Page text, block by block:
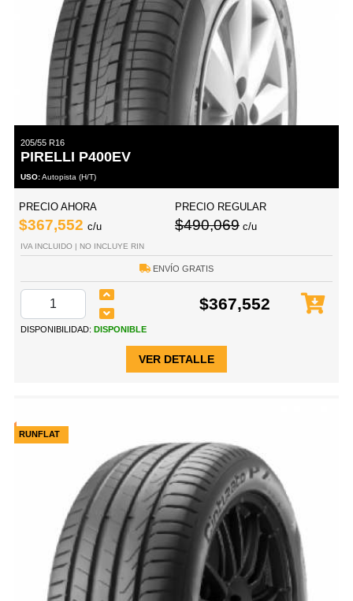
205/55 R16
PIRELLI P400EV
USO:Autopista (H/T)
PRECIO AHORA
$367,552 c/u
PRECIO REGULAR
$490,069 c/u
IVA INCLUIDO | NO INCLUYE RIN
ENVÍO GRATIS
$367,552
DISPONIBILIDAD: DISPONIBLE
VER DETALLE
RUNFLAT